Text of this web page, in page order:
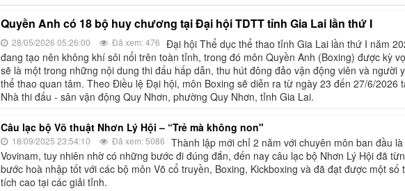
Quyền Anh có 18 bộ huy chương tại Đại hội TDTT tỉnh Gia Lai lần thứ I
28/05/2026 05:26:00 Đã xem: 476 Đại hội Thể dục thể thao tỉnh Gia Lai lần thứ I năm
đang tạo nên không khí sôi nổi trên toàn tỉnh, trong đó môn Quyền Anh (Boxing) được kỳ
sẽ là một trong những nội dung thi đấu hấp dẫn, thu hút đông đảo vận động viên và người
thể thao quan tâm. Theo Điều lệ Đại hội, môn Boxing sẽ diễn ra từ ngày 23 đến 27/6/2026
Nhà thi đấu - sân vận động Quy Nhơn, phường Quy Nhơn, tỉnh Gia Lai.
Câu lạc bộ Võ thuật Nhơn Lý Hội – “Trẻ mà không non"
18/09/2025 23:54:10 Đã xem: 5086 Thành lập mới chỉ 2 năm với chuyên môn ban đầu là
Vovinam, tuy nhiên nhờ có những bước đi đúng đắn, đến nay câu lạc bộ Nhơn Lý Hội đã
bước hoà nhập tốt với các bộ môn Võ cổ truyền, Boxing, Kickboxing và đã đạt được một số
tích cao tại các giải tỉnh.